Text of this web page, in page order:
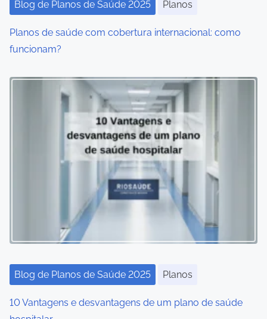
Blog de Planos de Saúde 2025 Planos
Planos de saúde com cobertura internacional: como
funcionam?
Blog de Planos de Saúde 2025 Planos
10 Vantagens e desvantagens de um plano de saúde